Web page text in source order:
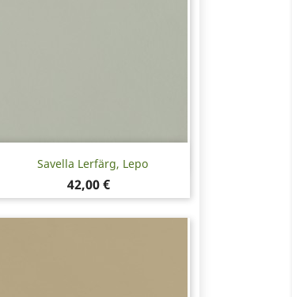
Savella Lerfärg, Lepo
Pris
42,00 €
Snabbvy